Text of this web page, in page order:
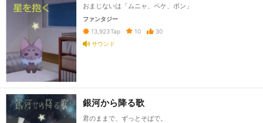
おまじないは「ムニャ、ペケ、ボン」
ファンタジー
13,923Tap 10
30
サウンド
銀河から降る歌
君のままで、ずっとそばで。